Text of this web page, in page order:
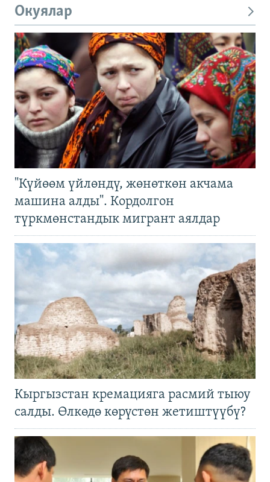
Окуялар
"Күйөөм үйлөндү, жөнөткөн акчама
машина алды". Кордолгон
түркмөнстандык мигрант аялдар
Кыргызстан кремацияга расмий тыюу
салды. Өлкөдө көрүстөн жетиштүүбү?